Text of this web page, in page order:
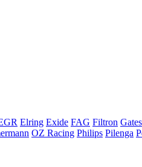
Elring Exide FAG Filtron Gates
OZ Racing Philips Pilenga